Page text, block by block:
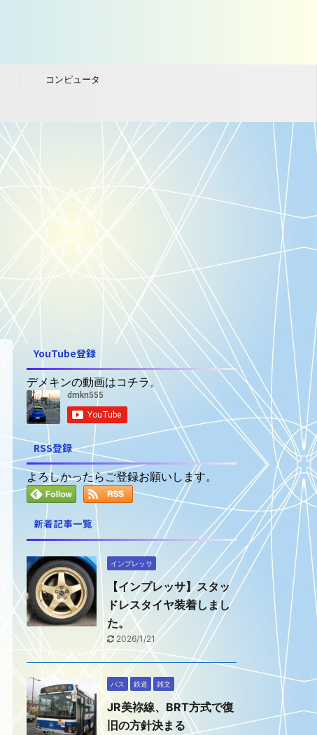
コンピュータ
YouTube登録
デメキンの動画はコチラ。
RSS登録
よろしかったらご登録お願いします。
新着記事一覧
インプレッサ
【インプレッサ】スタッ
ドレスタイヤ装着しまし
た。
2026/1/21
バス 鉄道 雑文
JR美祢線、BRT方式で復
旧の方針決まる